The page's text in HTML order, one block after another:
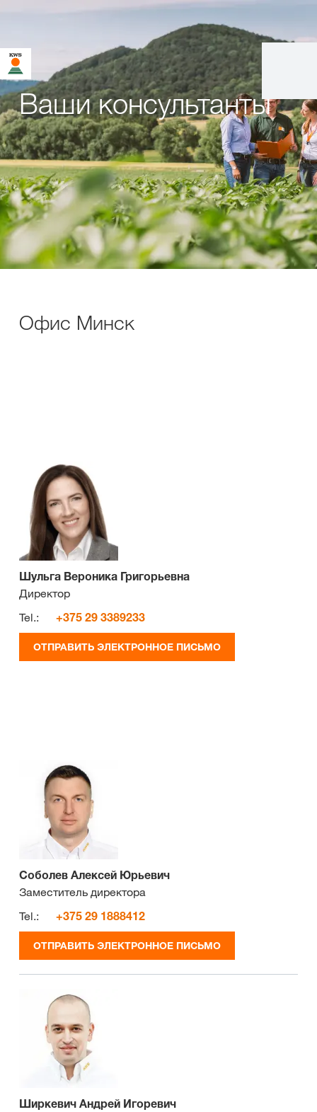
Ваши консультанты
Офис Минск
Шульга Вероника Григорьевна
Директор
Tel.:
+375 29 3389233
ОТПРАВИТЬ ЭЛЕКТРОННОЕ ПИСЬМО
Соболев Алексей Юрьевич
Заместитель директора
Tel.:
+375 29 1888412
ОТПРАВИТЬ ЭЛЕКТРОННОЕ ПИСЬМО
Ширкевич Андрей Игоревич